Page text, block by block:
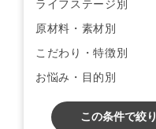
ライフステージ別
原材料・素材別
こだわり・特徴別
お悩み・目的別
この条件で絞